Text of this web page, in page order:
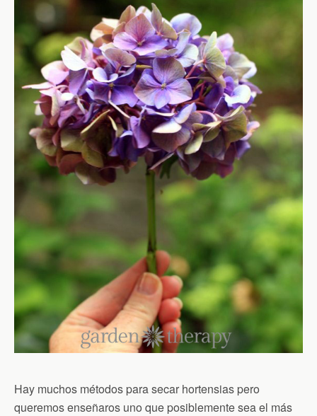
Hay muchos métodos para secar hortensias pero
queremos enseñaros uno que posiblemente sea el más